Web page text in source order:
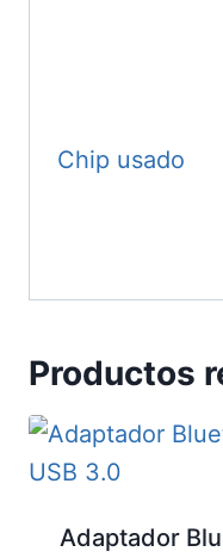
Chip usado
Productos
Adaptador